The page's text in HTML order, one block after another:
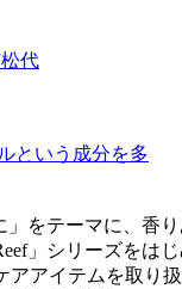
代
という成分を多
をテーマに、香
」シリーズをは
アアイテムを取り